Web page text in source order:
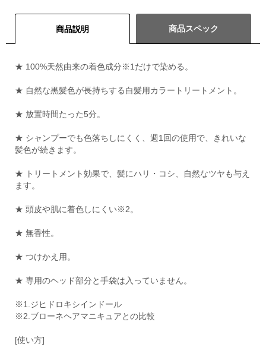
商品説明 商品スペック
★ 100%天然由来の着色成分※1だけで染める。
★ 自然な黒髪色が長持ちする白髪用カラートリートメント。
★ 放置時間たった5分。
★ シャンプーでも色落ちしにくく、週1回の使用で、きれいな
髪色が続きます。
★ トリートメント効果で、髪にハリ・コシ、自然なツヤも与え
ます。
★ 頭皮や肌に着色しにくい※2。
★ 無香性。
★ つけかえ用。
★ 専用のヘッド部分と手袋は入っていません。
※1.ジヒドロキシインドール
※2.ブローネヘアマニキュアとの比較
[使い方]